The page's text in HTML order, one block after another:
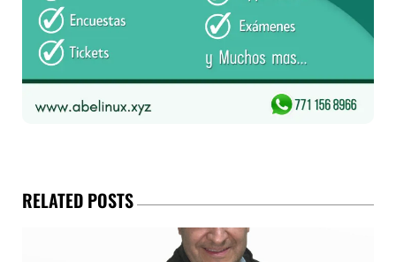
RELATED POSTS